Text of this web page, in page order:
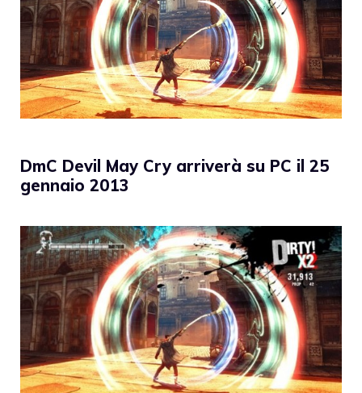
DmC Devil May Cry arriverà su PC il 25
gennaio 2013